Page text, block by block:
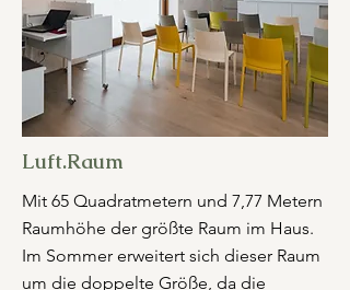
Luft.Raum
Mit 65 Quadratmetern und 7,77 Metern
Raumhöhe der größte Raum im Haus.
Im Sommer erweitert sich dieser Raum
um die doppelte Größe, da die